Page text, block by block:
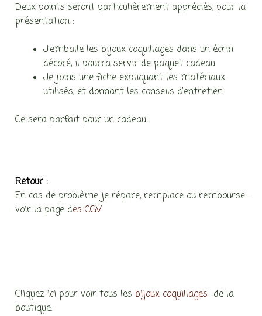
Deux points seront particulièrement appréciés, pour la
présentation :
J’emballe les bijoux coquillages dans un écrin
décoré, il pourra servir de paquet cadeau
Je joins une fiche expliquant les matériaux
utilisés, et donnant les conseils d’entretien.
Ce sera parfait pour un cadeau.
Retour :
En cas de problème je répare, remplace ou rembourse…
voir la page des CGV
Cliquez ici pour voir tous les bijoux coquillages de la
boutique.